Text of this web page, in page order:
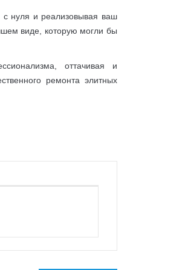
с нуля и реализовывая ваш
виде, которую могли бы
оттачивая и
ремонта элитных